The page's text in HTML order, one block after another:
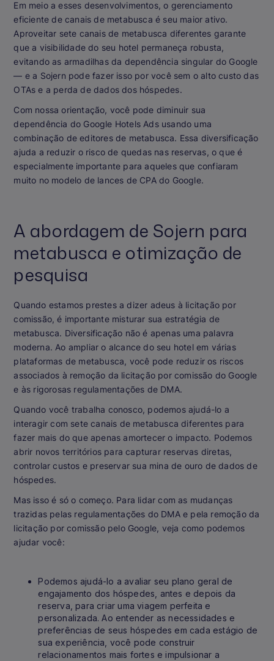
Em meio a esses desenvolvimentos, o gerenciamento
eficiente de canais de metabusca é seu maior ativo.
Aproveitar sete canais de metabusca diferentes garante
que a visibilidade do seu hotel permaneça robusta,
evitando as armadilhas da dependência singular do Google
— e a Sojern pode fazer isso por você sem o alto custo das
OTAs e a perda de dados dos hóspedes.
Com nossa orientação, você pode diminuir sua
dependência do Google Hotels Ads usando uma
combinação de editores de metabusca. Essa diversificação
ajuda a reduzir o risco de quedas nas reservas, o que é
especialmente importante para aqueles que confiaram
muito no modelo de lances de CPA do Google.
A abordagem de Sojern para
metabusca e otimização de
pesquisa
Quando estamos prestes a dizer adeus à licitação por
comissão, é importante misturar sua estratégia de
metabusca. Diversificação não é apenas uma palavra
moderna. Ao ampliar o alcance do seu hotel em várias
plataformas de metabusca, você pode reduzir os riscos
associados à remoção da licitação por comissão do Google
e às rigorosas regulamentações de DMA.
Quando você trabalha conosco, podemos ajudá-lo a
interagir com sete canais de metabusca diferentes para
fazer mais do que apenas amortecer o impacto. Podemos
abrir novos territórios para capturar reservas diretas,
controlar custos e preservar sua mina de ouro de dados de
hóspedes.
Mas isso é só o começo. Para lidar com as mudanças
trazidas pelas regulamentações do DMA e pela remoção da
licitação por comissão pelo Google, veja como podemos
ajudar você:
Podemos ajudá-lo a avaliar seu plano geral de
engajamento dos hóspedes, antes e depois da
reserva, para criar uma viagem perfeita e
personalizada. Ao entender as necessidades e
preferências de seus hóspedes em cada estágio de
sua experiência, você pode construir
relacionamentos mais fortes e impulsionar a